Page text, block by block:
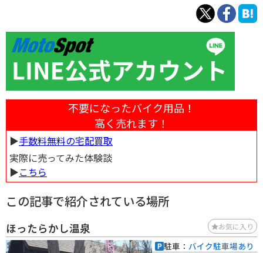
不要になったバイク用品！
高く売れます！
▶︎手数料無料の宅配買取
実際に売ってみた体験談
▶︎こちら
この記事で紹介されている場所
ほったらかし温泉 お気に入り
駐車： バイク駐車場あり